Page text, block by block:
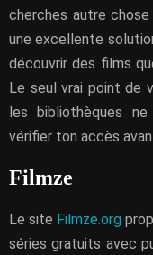
cherches autre
une excellente
découvrir des films
Le seul vrai point de
les bibliothèques
vérifier ton accès
Filmze
Le site Filmze.org
séries gratuits avec